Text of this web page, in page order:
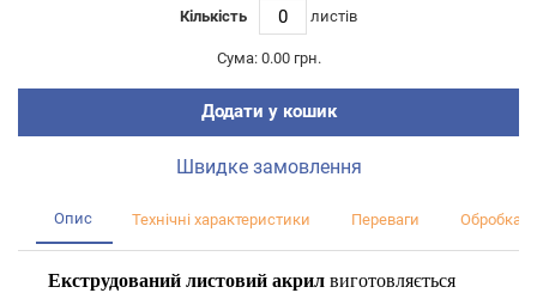
Кількість листiв
Сума: 0.00 грн.
Додати у кошик
Швидке замовлення
Опис Технічні характеристики Переваги Обробка
Екструдований листовий акрил виготовляється